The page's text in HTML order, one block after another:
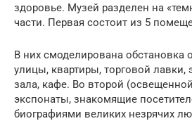
здоровье. Музей разделен на
части. Первая состоит из 5
В них смоделирована обстановка
улицы, квартиры, торговой лавки,
зала, кафе. Во второй
экспонаты, знакомящие
биографиями великих незрячих